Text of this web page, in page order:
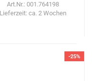
Art.Nr.: 001.764198
Lieferzeit: ca. 2 Wochen
-25%